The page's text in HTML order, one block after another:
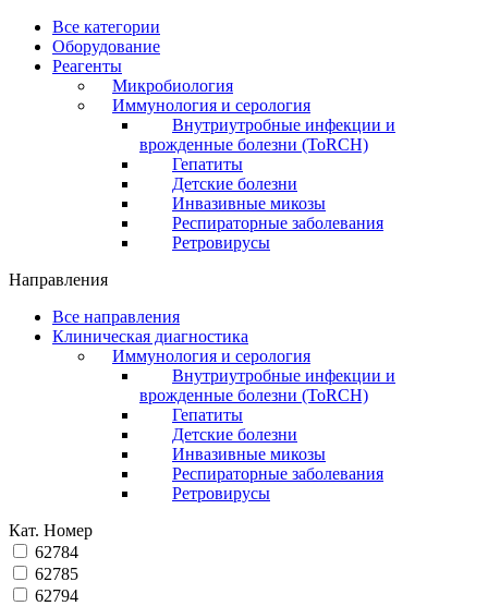
Все категории
Оборудование
Реагенты
Микробиология
Иммунология и серология
Внутриутробные инфекции и
врожденные болезни (ToRCH)
Гепатиты
Детские болезни
Инвазивные микозы
Респираторные заболевания
Ретровирусы
Направления
Все направления
Клиническая диагностика
Иммунология и серология
Внутриутробные инфекции и
врожденные болезни (ToRCH)
Гепатиты
Детские болезни
Инвазивные микозы
Респираторные заболевания
Ретровирусы
Кат. Номер
62784
62785
62794